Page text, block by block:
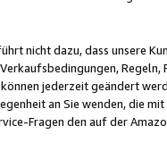
nicht dazu, dass unsere
jederzeit geändert
an Sie wenden, die
Fragen den auf der